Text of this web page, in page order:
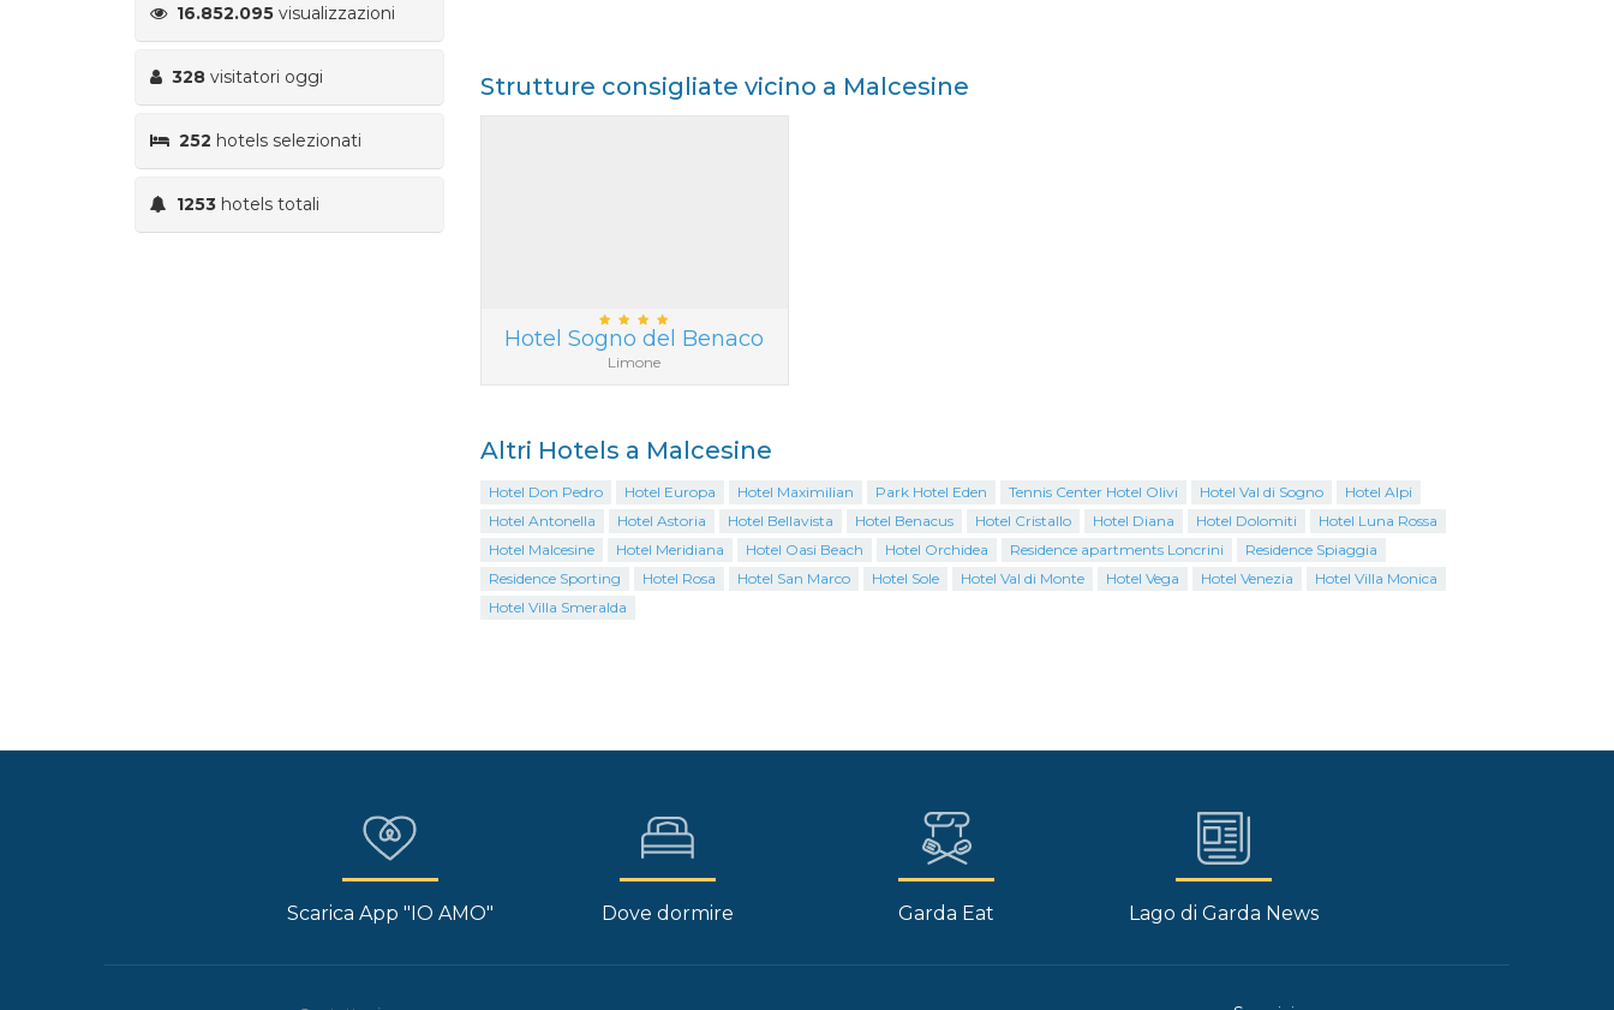
16.852.095 visualizzazioni
328 visitatori oggi
252 hotels selezionati
1253 hotels totali
Strutture consigliate vicino a Malcesine
Hotel Sogno del Benaco
Limone
Altri Hotels a Malcesine
Hotel Don Pedro Hotel Europa Hotel Maximilian Park Hotel Eden Tennis Center Hotel Olivi Hotel Val di Sogno
Hotel Alpi
Hotel Antonella
Hotel Astoria Hotel Bellavista Hotel Benacus Hotel Cristallo Hotel Diana Hotel Dolomiti
Hotel Luna Rossa
Hotel Malcesine
Hotel Meridiana Hotel Oasi Beach Hotel Orchidea Residence apartments Loncrini
Residence Spiaggia
Residence Sporting
Hotel Rosa Hotel San Marco Hotel Sole Hotel Val di Monte Hotel Vega Hotel Venezia
Hotel Villa Monica
Hotel Villa Smeralda
Scarica App "IO AMO" Dove dormire Garda Eat Lago di Garda News